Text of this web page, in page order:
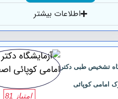
اطلاعات بیشتر
تشخیص طبی دکتر
امامی کوپائی
امتیاز 81